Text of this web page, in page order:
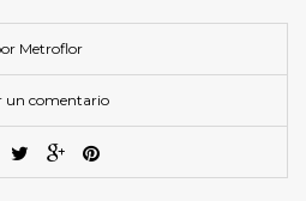
Metroflor
un comentario